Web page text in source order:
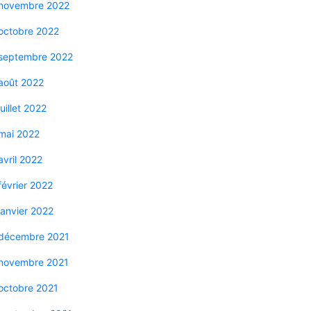
2022
2022
2022
2022
2022
2022
2022
2022
2022
2021
2021
2021